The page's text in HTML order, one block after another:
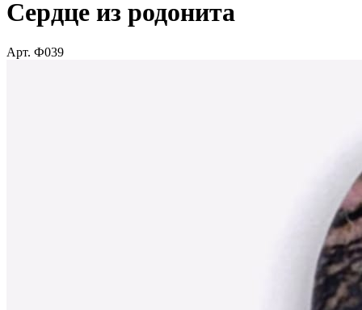
Сердце из родонита
Арт. Ф039